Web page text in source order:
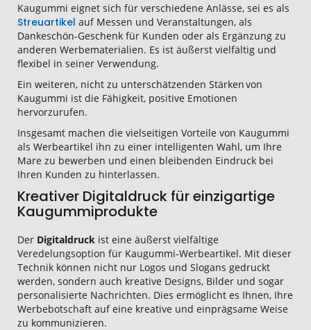
Kaugummi eignet sich für verschiedene Anlässe, sei es als
Streuartikel auf Messen und Veranstaltungen, als
Dankeschön-Geschenk für Kunden oder als Ergänzung zu
anderen Werbematerialien. Es ist äußerst vielfältig und
flexibel in seiner Verwendung.
Ein weiteren, nicht zu unterschätzenden Stärken von
Kaugummi ist die Fähigkeit, positive Emotionen
hervorzurufen.
Insgesamt machen die vielseitigen Vorteile von Kaugummi
als Werbeartikel ihn zu einer intelligenten Wahl, um Ihre
Mare zu bewerben und einen bleibenden Eindruck bei
Ihren Kunden zu hinterlassen.
Kreativer Digitaldruck für einzigartige
Kaugummiprodukte
Der Digitaldruck ist eine äußerst vielfältige
Veredelungsoption für Kaugummi-Werbeartikel. Mit dieser
Technik können nicht nur Logos und Slogans gedruckt
werden, sondern auch kreative Designs, Bilder und sogar
personalisierte Nachrichten. Dies ermöglicht es Ihnen, Ihre
Werbebotschaft auf eine kreative und einprägsame Weise
zu kommunizieren.